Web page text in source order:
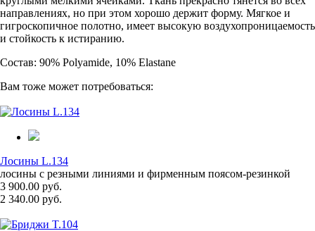
направлениях, но при этом хорошо держит форму. Мягкое и
гигроскопичное полотно, имеет высокую воздухопроницаемость
и стойкость к истиранию.
Состав: 90% Polyamide, 10% Elastane
Вам тоже может потребоваться:
Лосины L.134
лосины с резными линиями и фирменным поясом-резинкой
3 900.00 руб.
2 340.00 руб.